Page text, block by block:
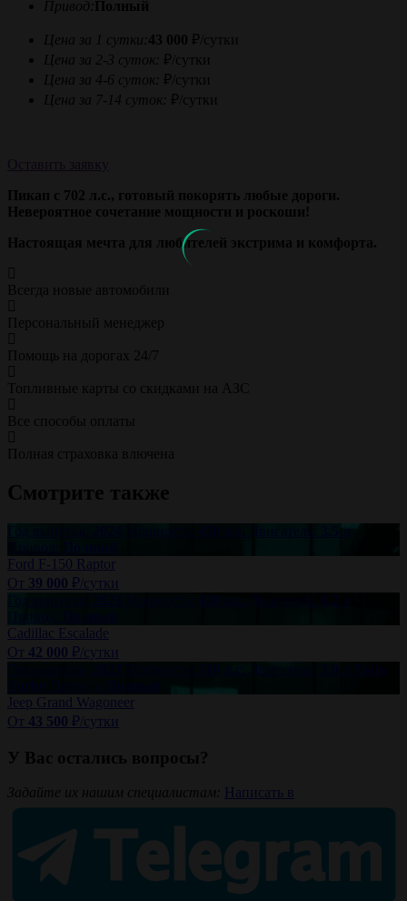
Привод: Полный
Цена за 1 сутки: 43 000 ₽/сутки
Цена за 2-3 суток:
₽/сутки
Цена за 4-6 суток:
₽/сутки
Цена за 7-14 суток:
₽/сутки
Пикап с 702 л.с., готовый покорять любые дороги.
Невероятное сочетание мощности и роскоши!
Настоящая мечта для любителей экстрима и комфорта.
Всегда новые автомобили
Персональный менеджер
Помощь на дорогах 24/7
Топливные карты со скидками на АЗС
Все способы оплаты
Полная страховка влючена
Смотрите также
3.5 л
Ford F-150 Raptor
От 39 000 ₽/сутки
Cadillac Escalade
От 42 000 ₽/сутки
Jeep Grand Wagoneer
От 43 500 ₽/сутки
У Вас остались вопросы?
Задайте их нашим специалистам: Написать в